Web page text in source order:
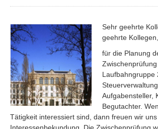
Sehr geehrte
geehrte Kollegen,
für die Planung
Laufbahngruppe
Aufgabensteller,
Begutachter.
Tätigkeit interessiert sind, dann freuen wir